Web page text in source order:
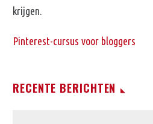
krijgen.
Pinterest-cursus voor bloggers
RECENTE BERICHTEN